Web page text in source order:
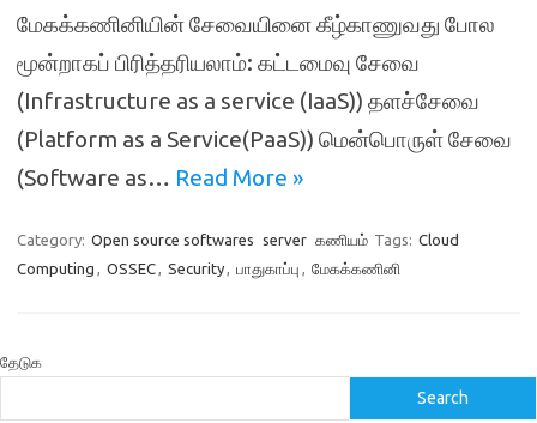
மேகக்கணினியின் சேவையினை கீழ்காணுவது போல
மூன்றாகப் பிரித்தரியலாம்: கட்டமைவு சேவை
(Infrastructure as a service (IaaS)) தளச்சேவை
(Platform as a Service(PaaS)) மென்பொருள் சேவை
(Software as… Read More »
Category: Open source softwares server கணியம் Tags: Cloud
Computing , OSSEC, Security, பாதுகாப்பு , மேகக்கணினி
தேடுக
Search